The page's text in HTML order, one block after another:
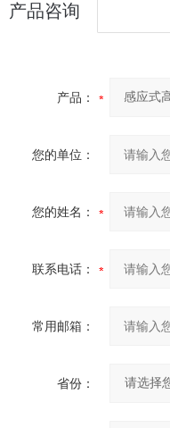
产品咨询
产品：
您的单位：
您的姓名：
联系电话：
常用邮箱：
省份：